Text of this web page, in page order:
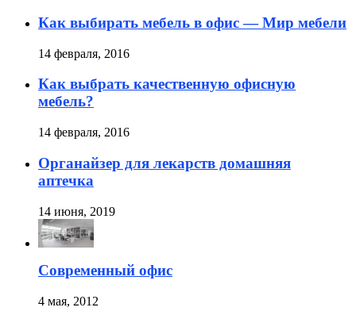
Как выбирать мебель в офис — Мир мебели
14 февраля, 2016
Как выбрать качественную офисную
мебель?
14 февраля, 2016
Органайзер для лекарств домашняя
аптечка
14 июня, 2019
Современный офис
4 мая, 2012